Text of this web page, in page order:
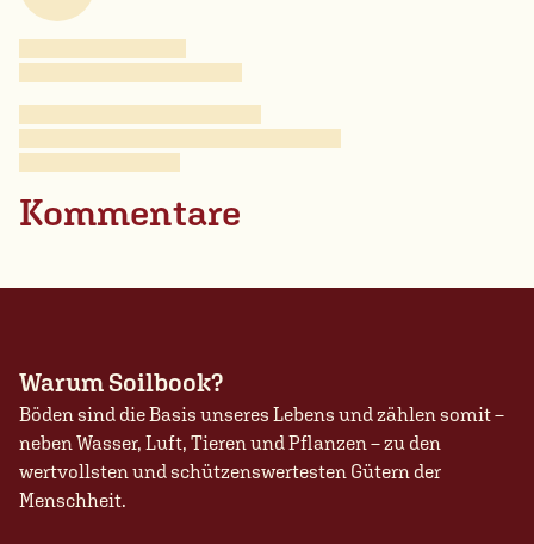
Kommentare
Warum Soilbook?
Böden sind die Basis unseres Lebens und zählen somit –
neben Wasser, Luft, Tieren und Pflanzen – zu den
wertvollsten und schützenswertesten Gütern der
Menschheit.